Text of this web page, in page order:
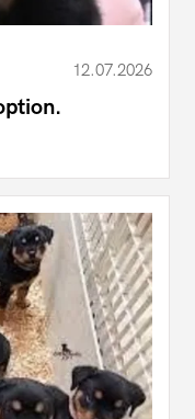
12.07.2026